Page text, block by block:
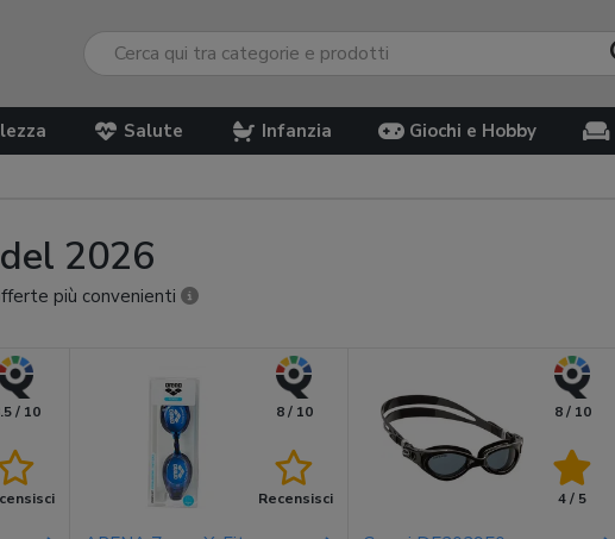
Salute Infanzia Giochi e Hobby
2026
più convenienti
/ 10 8 / 10
Recensisci
8 / 10
4 / 5